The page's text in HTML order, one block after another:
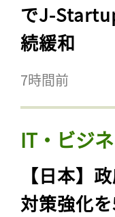
でJ-
続緩和
7時間前
IT・ビジ
【日本】
対策強化